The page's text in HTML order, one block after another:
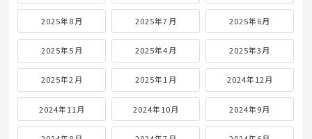
2025年8月 2025年7月 2025年6月
2025年5月 2025年4月 2025年3月
2025年2月 2025年1月 2024年12月
2024年11月 2024年10月 2024年9月